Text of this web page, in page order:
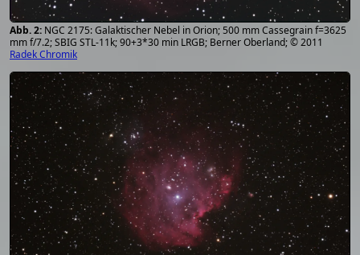
NGC 2175: Galaktischer Nebel in Orion; 500 mm Cassegrain f=3625
mm f/7.2; SBIG STL-11k; 90+3*30 min LRGB; Berner Oberland; © 2011
Radek Chromik